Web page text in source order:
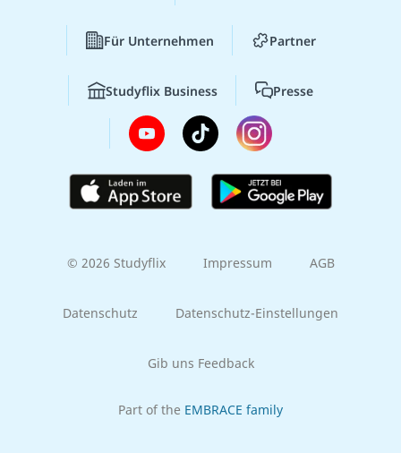
Für Unternehmen Partner
Studyflix Business Presse
© 2026 Studyflix Impressum AGB
Datenschutz Datenschutz-Einstellungen
Gib uns Feedback
Part of the EMBRACE family